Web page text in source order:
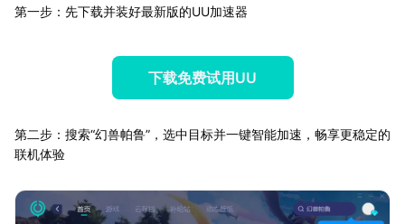
第一步：先下载并装好最新版的UU加速器
下载免费试用UU
第二步：搜索“幻兽帕鲁”，选中目标并一键智能加速，畅享更稳定的
联机体验